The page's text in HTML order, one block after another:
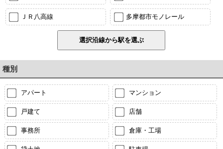
ＪＲ八高線 多摩都市モノレール
種別
アパート マンション
戸建て 店舗
事務所 倉庫・工場